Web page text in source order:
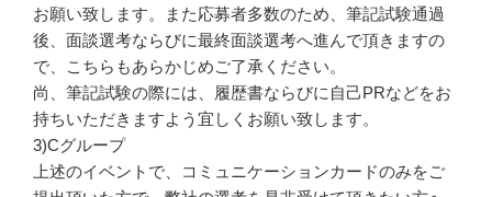
お願い致します。また応募者多数のため、筆記試験通過
後、面談選考ならびに最終面談選考へ進んで頂きますの
で、こちらもあらかじめご了承ください。
尚、筆記試験の際には、履歴書ならびに自己PRなどをお
持ちいただきますよう宜しくお願い致します。
3)Cグループ
上述のイベントで、コミュニケーションカードのみをご